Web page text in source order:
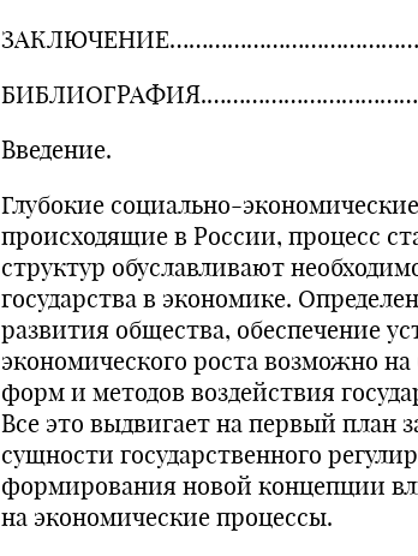
Введение.
Глубокие социально-
происходящие в России, процесс
структур обуславливают
государства в экономике.
развития общества, обеспечение
экономического роста возможно на
форм и методов воздействия
Все это выдвигает на первый план
сущности государственного
формирования новой концепции
на экономические процессы.